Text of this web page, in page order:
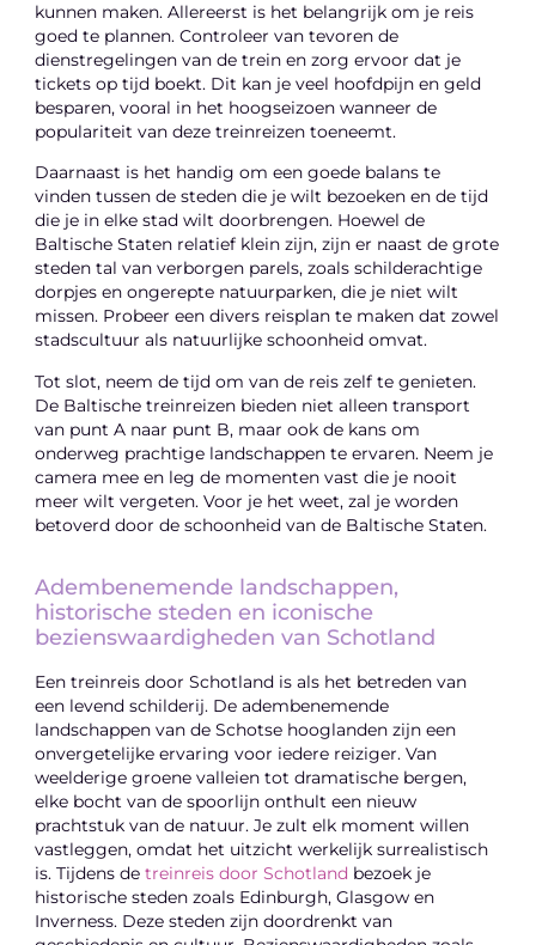
kunnen maken. Allereerst is het belangrijk om je reis
goed te plannen. Controleer van tevoren de
dienstregelingen van de trein en zorg ervoor dat je
tickets op tijd boekt. Dit kan je veel hoofdpijn en geld
besparen, vooral in het hoogseizoen wanneer de
populariteit van deze treinreizen toeneemt.
Daarnaast is het handig om een goede balans te
vinden tussen de steden die je wilt bezoeken en de tijd
die je in elke stad wilt doorbrengen. Hoewel de
Baltische Staten relatief klein zijn, zijn er naast de grote
steden tal van verborgen parels, zoals schilderachtige
dorpjes en ongerepte natuurparken, die je niet wilt
missen. Probeer een divers reisplan te maken dat zowel
stadscultuur als natuurlijke schoonheid omvat.
Tot slot, neem de tijd om van de reis zelf te genieten.
De Baltische treinreizen bieden niet alleen transport
van punt A naar punt B, maar ook de kans om
onderweg prachtige landschappen te ervaren. Neem je
camera mee en leg de momenten vast die je nooit
meer wilt vergeten. Voor je het weet, zal je worden
betoverd door de schoonheid van de Baltische Staten.
Adembenemende landschappen,
historische steden en iconische
bezienswaardigheden van Schotland
Een treinreis door Schotland is als het betreden van
een levend schilderij. De adembenemende
landschappen van de Schotse hooglanden zijn een
onvergetelijke ervaring voor iedere reiziger. Van
weelderige groene valleien tot dramatische bergen,
elke bocht van de spoorlijn onthult een nieuw
prachtstuk van de natuur. Je zult elk moment willen
vastleggen, omdat het uitzicht werkelijk surrealistisch
is. Tijdens detreinreis door Schotland bezoek je
historische steden zoals Edinburgh, Glasgow en
Inverness. Deze steden zijn doordrenkt van